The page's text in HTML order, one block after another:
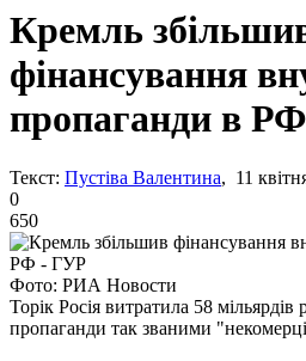
Кремль
фінансування
пропаганди в
Текст: Пустіва Валентина, 11
0
650
Фото: РИА Новости
Торік Росія витратила 58 мільярдів
пропаганди так званими